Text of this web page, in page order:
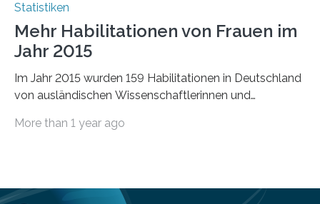
Statistiken
Mehr Habilitationen von Frauen im
Jahr 2015
Im Jahr 2015 wurden 159 Habilitationen in Deutschland
von ausländischen Wissenschaftlerinnen und
More than 1 year ago